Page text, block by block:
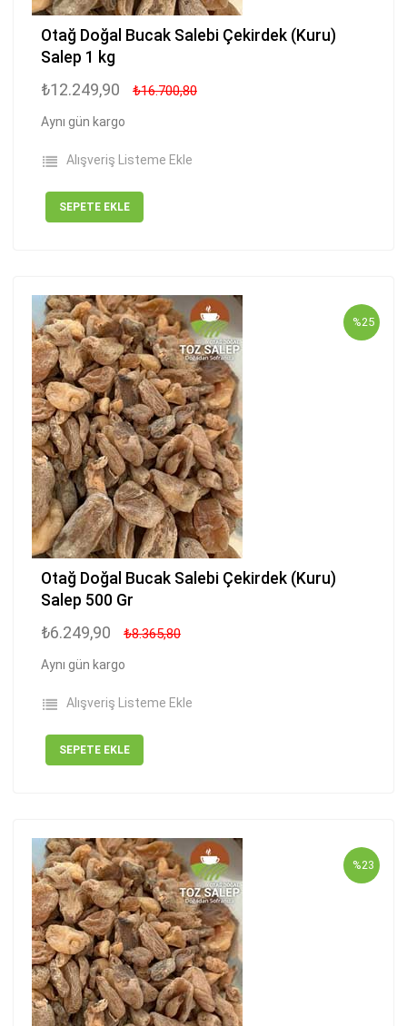
Otağ Doğal Bucak Salebi Çekirdek (Kuru)
Salep 1 kg
₺12.249,90 ₺16.700,80
Aynı gün kargo
Alışveriş Listeme Ekle
SEPETE EKLE
%25
Otağ Doğal Bucak Salebi Çekirdek (Kuru)
Salep 500 Gr
₺6.249,90 ₺8.365,80
Aynı gün kargo
Alışveriş Listeme Ekle
SEPETE EKLE
%23